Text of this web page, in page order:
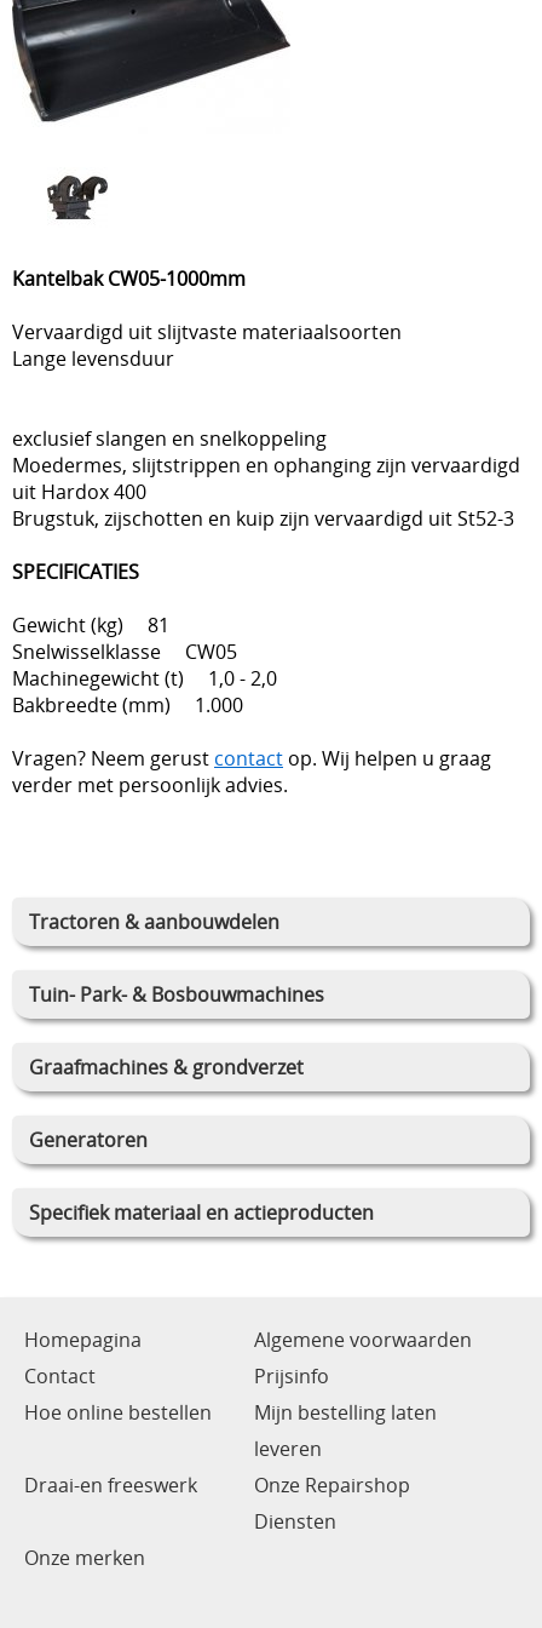
Tractoren & aanbouwdelen
Tuin- Park- & Bosbouwmachines
Graafmachines & grondverzet
Generatoren
Specifiek materiaal en actieproducten
Kantelbak CW05-1000mm
Vervaardigd uit slijtvaste materiaalsoorten
Lange levensduur
exclusief slangen en snelkoppeling
Moedermes, slijtstrippen en ophanging zijn vervaardigd
uit Hardox 400
Brugstuk, zijschotten en kuip zijn vervaardigd uit St52-3
SPECIFICATIES
Gewicht (kg) 81
Snelwisselklasse CW05
Machinegewicht (t) 1,0 - 2,0
Bakbreedte (mm) 1.000
Vragen? Neem gerust contact op. Wij helpen u graag
verder met persoonlijk advies.
Homepagina
Algemene voorwaarden
Contact
Prijsinfo
Hoe online bestellen
Mijn bestelling laten
leveren
Draai-en freeswerk
Onze Repairshop
Diensten
Onze merken